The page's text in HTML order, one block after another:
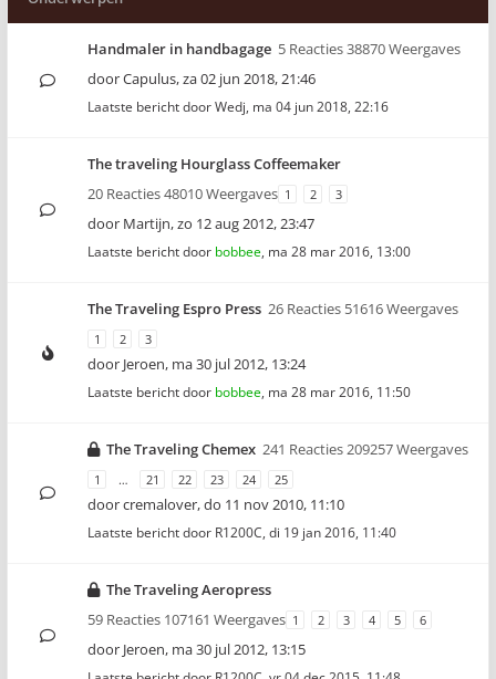
Handmaler in handbagage 5 Reacties 38870 Weergaves
doorCapulus,za 02 jun 2018, 21:46
Laatste bericht doorWedj, ma 04 jun 2018, 22:16
The traveling Hourglass Coffeemaker
20 Reacties 48010 Weergaves 1 2 3
door Martijn,zo 12 aug 2012, 23:47
Laatste bericht door bobbee, ma 28 mar 2016, 13:00
The Traveling Espro Press 26 Reacties 51616 Weergaves
1 2 3
door Jeroen, ma 30 jul 2012, 13:24
Laatste bericht door bobbee, ma 28 mar 2016, 11:50
The Traveling Chemex 241 Reacties 209257 Weergaves
1 … 21 22 23 24 25
doorcremalover,do 11 nov 2010, 11:10
Laatste bericht door R1200C, di 19 jan 2016, 11:40
The Traveling Aeropress
59 Reacties 107161 Weergaves 1 2 3 4 5 6
door Jeroen, ma 30 jul 2012, 13:15